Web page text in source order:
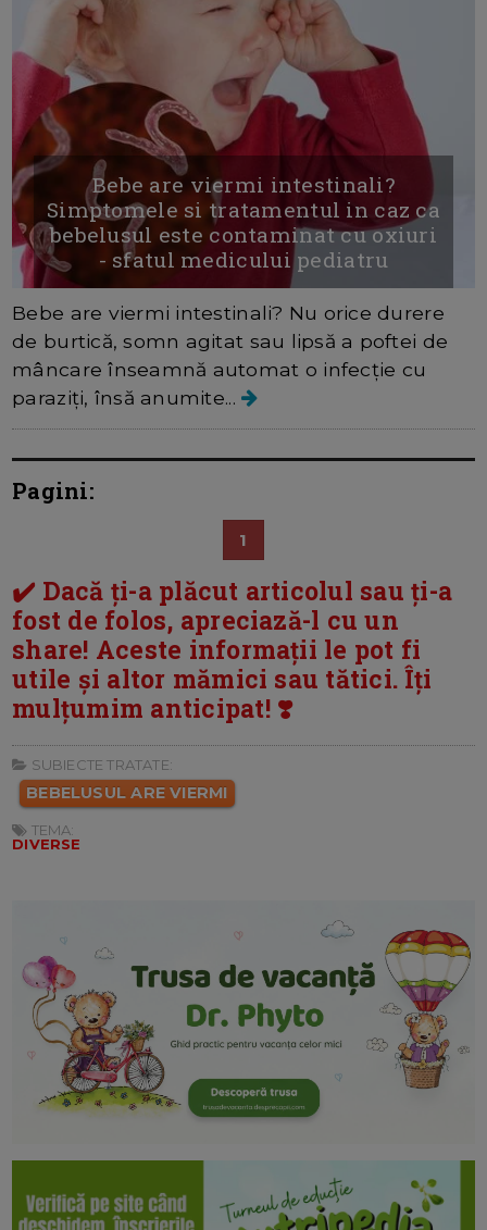
Bebe are viermi intestinali?
Simptomele si tratamentul in caz ca
bebelusul este contaminat cu oxiuri
- sfatul medicului pediatru
Bebe are viermi intestinali? Nu orice durere
de burtică, somn agitat sau lipsă a poftei de
mâncare înseamnă automat o infecție cu
paraziți, însă anumite...
Pagini:
1
✔️ Dacă ți-a plăcut articolul sau ți-a
fost de folos, apreciază-l cu un
share! Aceste informații le pot fi
utile și altor mămici sau tătici. Îți
mulțumim anticipat! ❣️
SUBIECTE TRATATE:
BEBELUSUL ARE VIERMI
TEMA:
DIVERSE